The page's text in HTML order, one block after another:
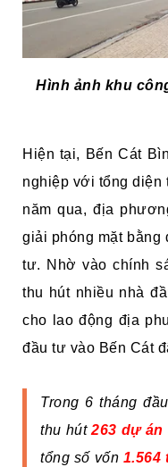
Hình ảnh khu
Hiện tại, Bến Cát
nghiệp với tổng diện
năm qua, địa
giải phóng mặt bằng
tư. Nhờ vào chính
thu hút nhiều nhà
cho lao động địa
đầu tư vào Bến Cát
Trong 6 tháng
thu hút263 dự án
tổng số vốn 1.564